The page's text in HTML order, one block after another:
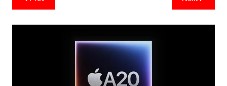
navigation